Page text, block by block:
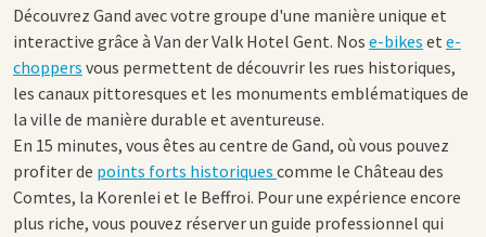
Découvrez Gand avec votre groupe d'une manière unique et
interactive grâce à Van der Valk Hotel Gent. Nos e-bikes et e-
choppers vous permettent de découvrir les rues historiques,
les canaux pittoresques et les monuments emblématiques de
la ville de manière durable et aventureuse.
En 15 minutes, vous êtes au centre de Gand, où vous pouvez
profiter de points forts historiques comme le Château des
Comtes, la Korenlei et le Beffroi. Pour une expérience encore
plus riche, vous pouvez réserver un guide professionnel qui